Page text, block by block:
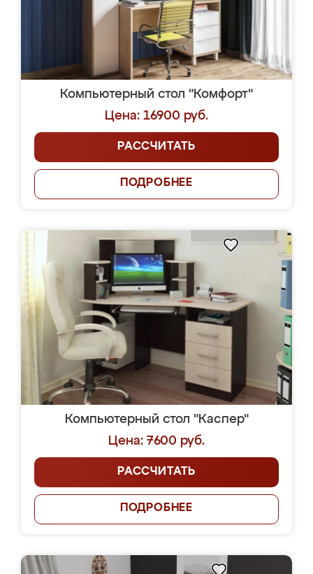
Компьютерный стол "Комфорт"
Цена: 16900 руб.
РАССЧИТАТЬ
ПОДРОБНЕЕ
Компьютерный стол "Каспер"
Цена: 7600 руб.
РАССЧИТАТЬ
ПОДРОБНЕЕ